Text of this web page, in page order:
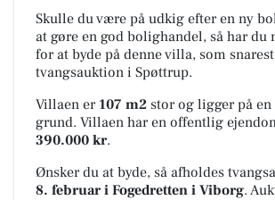
Skulle du være på udkig efter en ny
at gøre en god bolighandel, så har du
for at byde på denne villa, som
tvangsauktion i Spøttrup.
Villaen er 107 m2 storog ligger på en
grund. Villaen har en offentlig
390.000 kr.
Ønsker du at byde, så afholdes
8. februar i Fogedretten i Viborg.